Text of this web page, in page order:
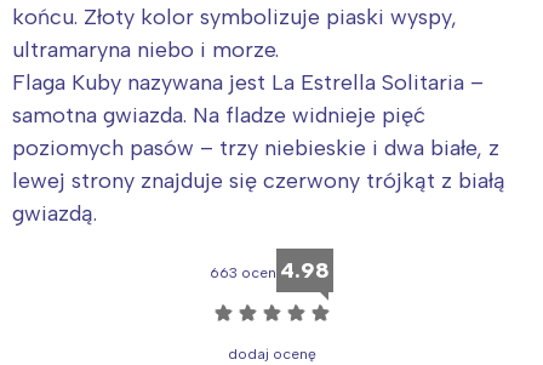
końcu. Złoty kolor symbolizuje piaski wyspy,
ultramaryna niebo i morze.
Flaga Kuby nazywana jest La Estrella Solitaria –
samotna gwiazda. Na fladze widnieje pięć
poziomych pasów – trzy niebieskie i dwa białe, z
lewej strony znajduje się czerwony trójkąt z białą
gwiazdą.
663 ocen 4.98
☆ ☆ ☆ ☆ ☆
dodaj ocenę